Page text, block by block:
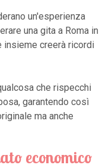
un'esperienza
una gita a Roma in
insieme creerà ricordi
che rispecchi
garantendo così
ma anche
economico